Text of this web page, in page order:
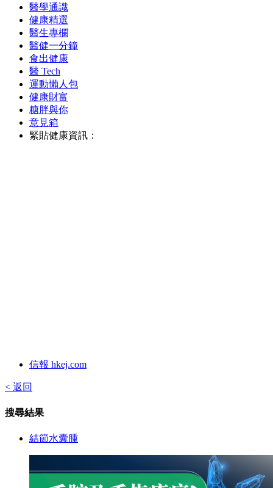
醫學通識
健康精選
醫生專欄
醫健一分鐘
食出健康
醫 Tech
運動懶人包
健康財富
糖胖與你
意見箱
緊貼健康資訊：
信報 hkej.com
< 返回
搜尋結果
結節水囊腫